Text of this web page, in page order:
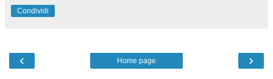
Condividi
‹ ›
Home page